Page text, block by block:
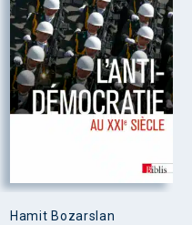
Hamit Bozarslan